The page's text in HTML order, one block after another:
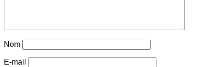
Nom
E-mail